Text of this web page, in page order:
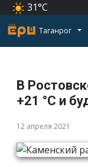
31°C
Таганрог
В
+21 °С и
12 апреля 2021